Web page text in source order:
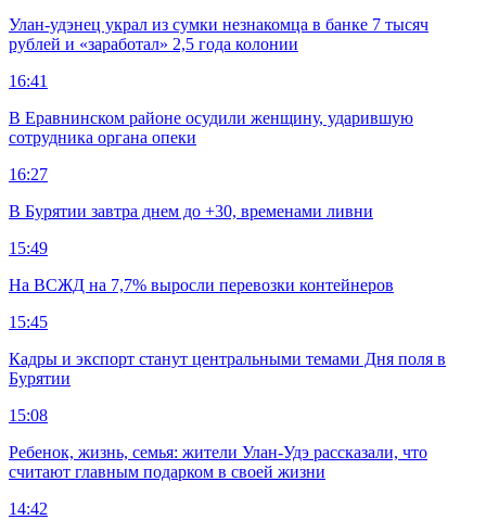
Улан-удэнец украл из сумки незнакомца в банке 7 тысяч
рублей и «заработал» 2,5 года колонии
16:41
В Еравнинском районе осудили женщину, ударившую
сотрудника органа опеки
16:27
В Бурятии завтра днем до +30, временами ливни
15:49
На ВСЖД на 7,7% выросли перевозки контейнеров
15:45
Кадры и экспорт станут центральными темами Дня поля в
Бурятии
15:08
Ребенок, жизнь, семья: жители Улан-Удэ рассказали, что
считают главным подарком в своей жизни
14:42